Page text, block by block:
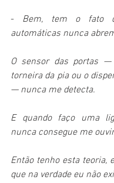
- Bem, tem o fato
automáticas nunca
O sensor das portas
torneira da pia ou o
— nunca me detecta.
E quando faço uma
nunca consegue me
Então tenho esta teoria,
que na verdade eu não